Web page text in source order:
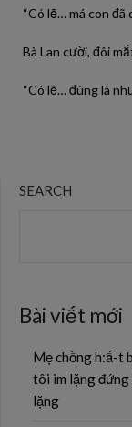
“Có lẽ… má con đã
Bà Lan cười, đôi
“Có lẽ… đúng là
SEARCH
Bài viết mới
Mẹ chồng h:ấ-t
tôi im lặng
lặng